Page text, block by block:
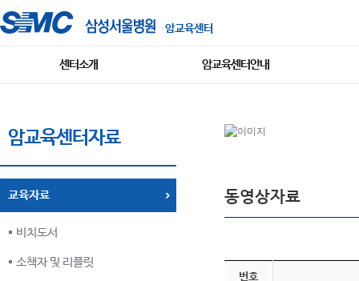
암교육센터
센터소개 암교육센터안내
암교육센터자료
교육자료
비치도서
소책자 및 리플릿
동영상자료
번호